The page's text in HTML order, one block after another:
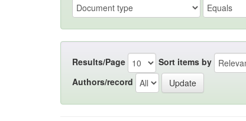
Results/Page Sort items by
Authors/record